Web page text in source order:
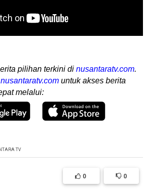
pilihan terkini di nusantaratv.com.
nusantaratv.com untuk akses berita
melalui:
TV
0 0